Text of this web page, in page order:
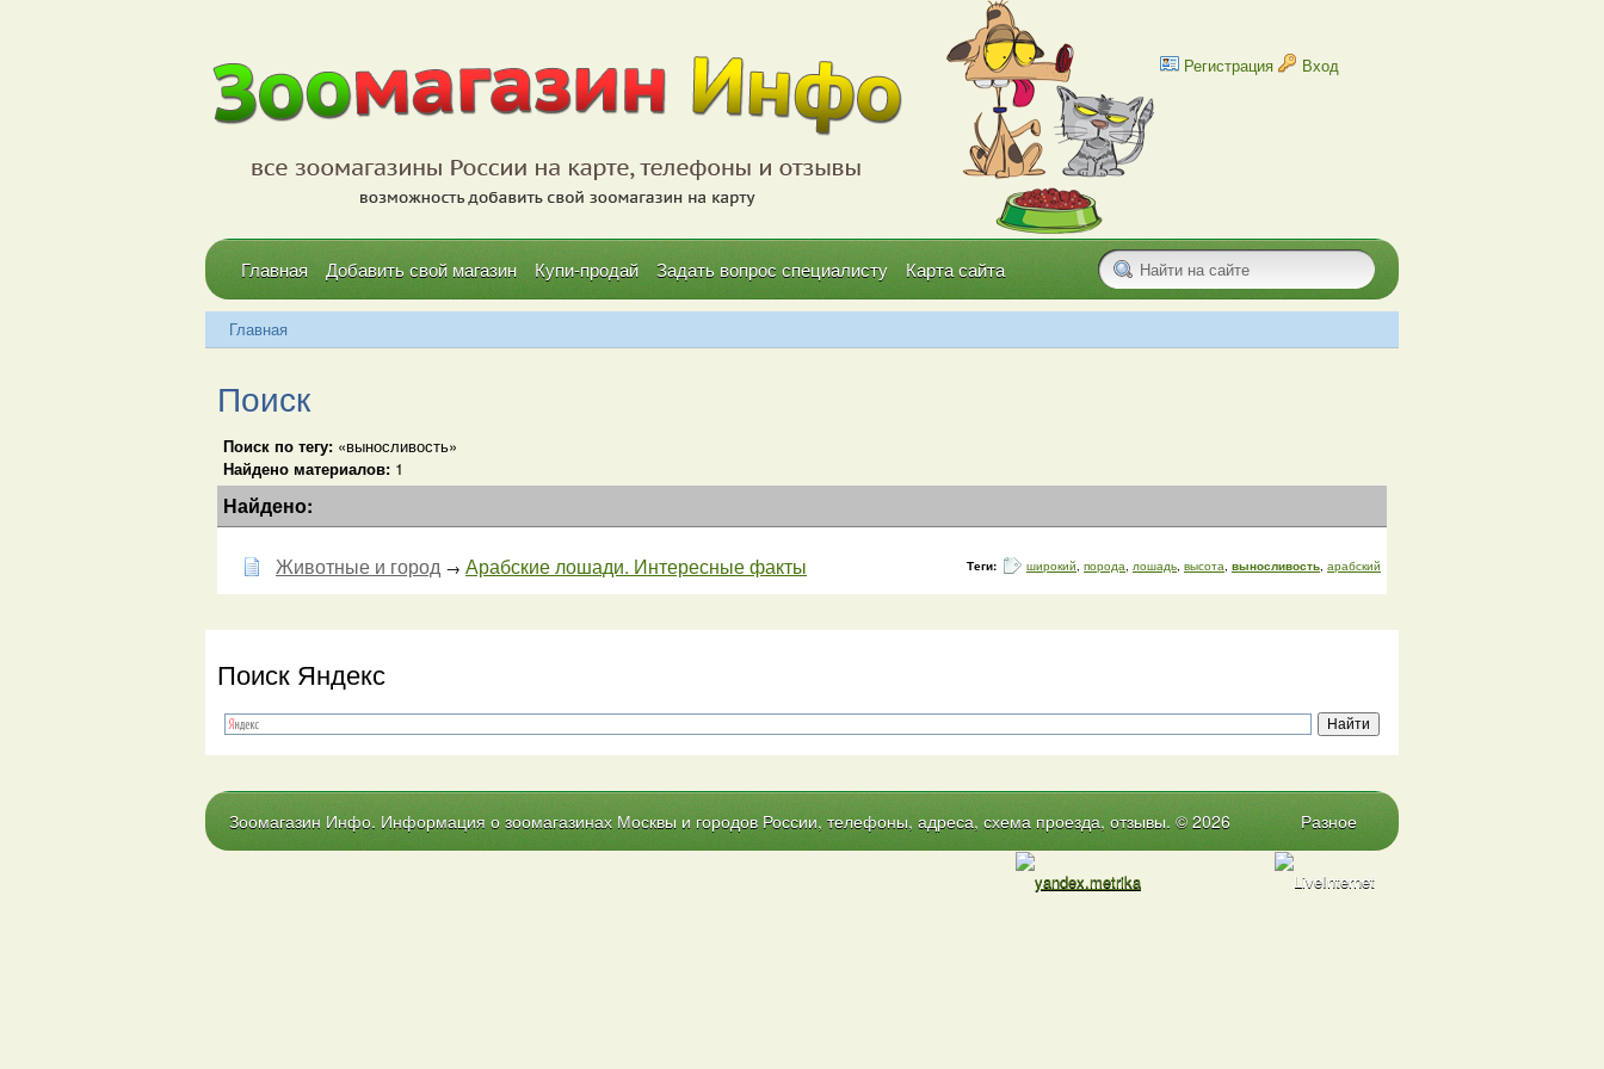
Регистрация Вход
Главная Добавить свой магазин Купи-продай Задать вопрос специалисту Карта сайта
Главная
Поиск
Поиск по тегу: «выносливость»
Найдено материалов: 1
Найдено:
Животные и город → Арабские лошади. Интересные факты Теги: широкий, порода, лошадь, высота, выносливость, арабский
Поиск Яндекс
Зоомагазин Инфо. Информация о зоомагазинах Москвы и городов России, телефоны, адреса, схема проезда, отзывы. © 2026 Разное